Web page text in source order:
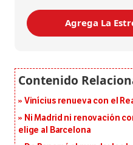
Agrega La
Vinícius renueva con el
Ni Madrid ni renovación
elige al Barcelona